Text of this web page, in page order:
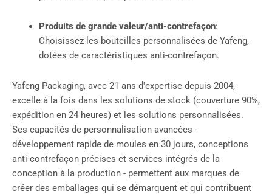
Produits de grande valeur/anti-contrefaçon:
Choisissez les bouteilles personnalisées de Yafeng,
dotées de caractéristiques anti-contrefaçon.
Yafeng Packaging, avec 21 ans d'expertise depuis 2004,
excelle à la fois dans les solutions de stock (couverture 90%,
expédition en 24 heures) et les solutions personnalisées.
Ses capacités de personnalisation avancées -
développement rapide de moules en 30 jours, conceptions
anti-contrefaçon précises et services intégrés de la
conception à la production - permettent aux marques de
créer des emballages qui se démarquent et qui contribuent